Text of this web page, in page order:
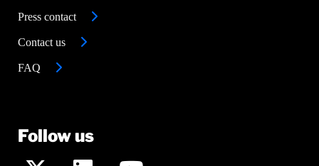
Press contact
Contact us
FAQ
Follow us